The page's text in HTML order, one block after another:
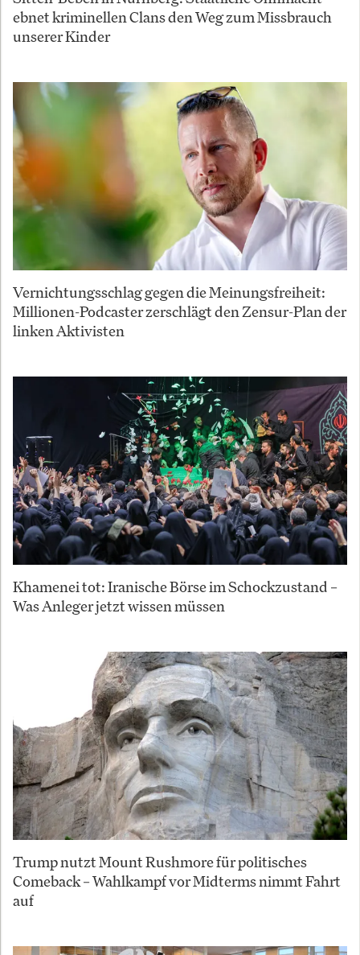
ebnet kriminellen Clans den Weg zum Missbrauch
unserer Kinder
Vernichtungsschlag gegen die Meinungsfreiheit:
Millionen-Podcaster zerschlägt den Zensur-Plan der
linken Aktivisten
Khamenei tot: Iranische Börse im Schockzustand –
Was Anleger jetzt wissen müssen
Trump nutzt Mount Rushmore für politisches
Comeback – Wahlkampf vor Midterms nimmt Fahrt
auf